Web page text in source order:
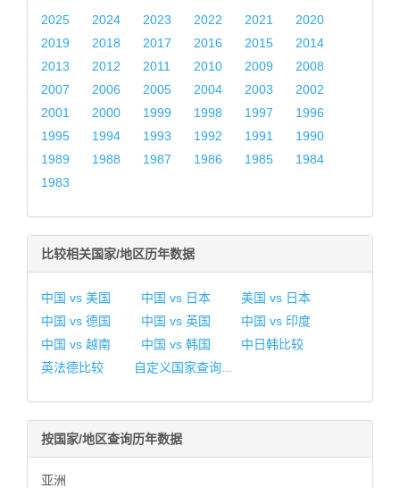
2025 2024 2023 2022 2021
2020
2019
2018 2017 2016 2015
2014
2013
2012 2011 2010 2009
2008
2007
2006 2005 2004 2003
2002
2001
2000 1999 1998 1997
1996
1995
1994 1993 1992 1991
1990
1989
1988 1987 1986 1985
1984
1983
比较相关国家/地区历年数据
中国 vs 美国 中国 vs 日本
美国 vs 日本
中国 vs 德国
中国 vs 英国
中国 vs 印度
中国 vs 越南
中国 vs 韩国
中日韩比较
英法德比较
自定义国家查询...
按国家/地区查询历年数据
亚洲